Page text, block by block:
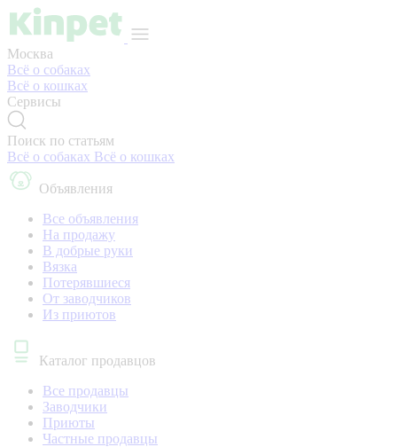
Москва
Всё о собаках
Всё о кошках
Сервисы
Поиск по статьям
Всё о собаках Всё о кошках
Объявления
Все объявления
На продажу
В добрые руки
Вязка
Потерявшиеся
От заводчиков
Из приютов
Каталог продавцов
Все продавцы
Заводчики
Приюты
Частные продавцы